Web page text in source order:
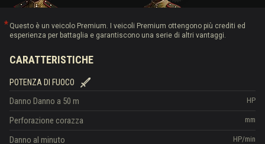
Questo è un veicolo Premium. I veicoli Premium ottengono più crediti ed
esperienza per battaglia e garantiscono una serie di altri vantaggi.
CARATTERISTICHE
POTENZA DI FUOCO
HP
Danno Danno a 50 m
mm
Perforazione corazza
HP/min
Danno al minuto